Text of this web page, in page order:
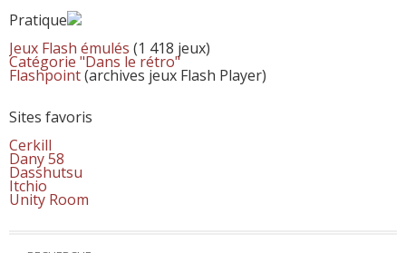
Pratique
Jeux Flash émulés (1 418 jeux)
Catégorie "Dans le rétro"
Flashpoint(archives jeux Flash Player)
Sites favoris
Cerkill
Dany 58
Dasshutsu
Itchio
Unity Room